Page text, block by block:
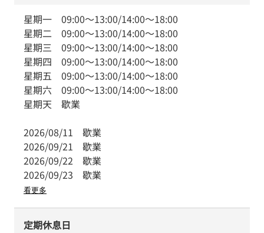
星期一 09:00～13:00/14:00～18:00
星期二 09:00～13:00/14:00～18:00
星期三 09:00～13:00/14:00～18:00
星期四 09:00～13:00/14:00～18:00
星期五 09:00～13:00/14:00～18:00
星期六 09:00～13:00/14:00～18:00
星期天 歇業
2026/08/11 歇業
2026/09/21 歇業
2026/09/22 歇業
2026/09/23 歇業
看更多
定期休息日